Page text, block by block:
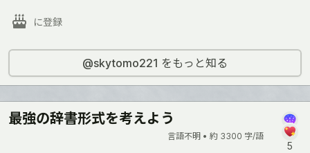
に登録
@skytomo221 をもっと知る
最強の辞書形式を考えよう
言語不明 • 約 3300 字/語
5